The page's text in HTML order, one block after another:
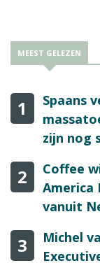
MEEST GELEZEN
1
Spaans
zijn nog
2
Coffee
America
vanuit
3
Michel